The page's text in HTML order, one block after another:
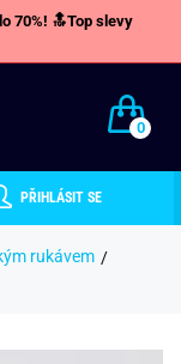
70%! 🔝Top slevy
0
PŘIHLÁSIT SE
rukávem